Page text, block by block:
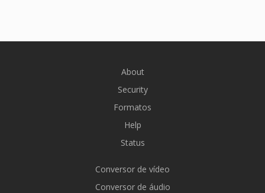
About
Security
Formatos
Help
Status
Conversor de vídeo
Conversor de áudio